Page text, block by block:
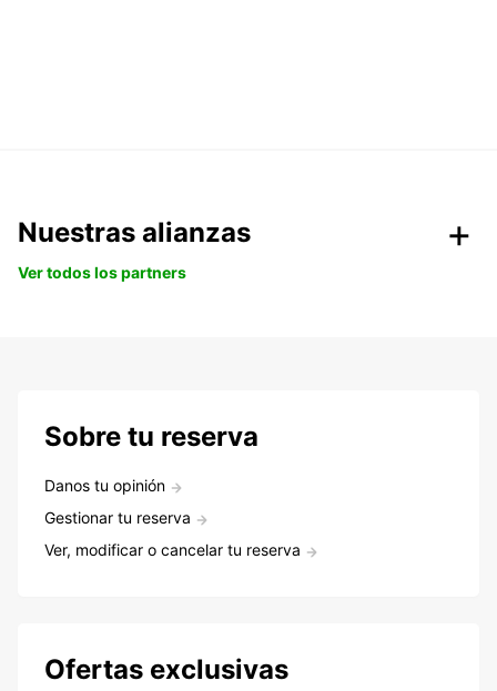
Nuestras alianzas
Ver todos los partners
Sobre tu reserva
Danos tu opinión
Gestionar tu reserva
Ver, modificar o cancelar tu reserva
Ofertas exclusivas